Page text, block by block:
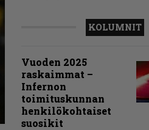
KOLUMNIT
Vuoden 2025
raskaimmat –
Infernon
toimituskunnan
henkilökohtaiset
suosikit